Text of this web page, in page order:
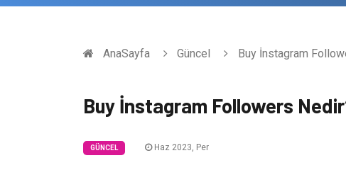
AnaSayfa Güncel Buy İnstagram
Buy İnstagram Followers
GÜNCEL Haz 2023, Per